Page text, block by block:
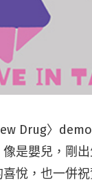
Drug〉
是嬰兒，剛
悅，也一併